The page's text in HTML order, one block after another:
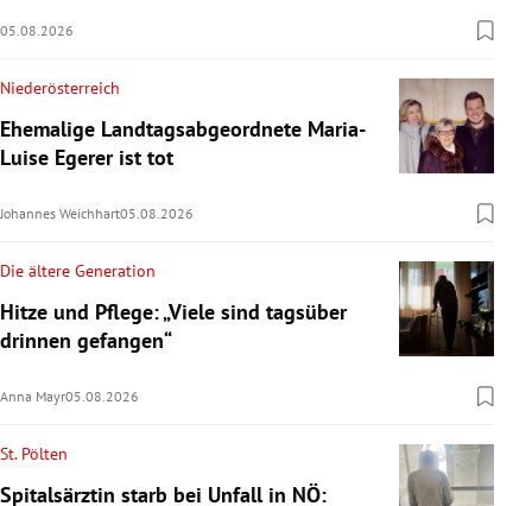
05.08.2026
Niederösterreich
Ehemalige Landtagsabgeordnete Maria-
Luise Egerer ist tot
Johannes Weichhart05.08.2026
Die ältere Generation
Hitze und Pflege: „Viele sind tagsüber
drinnen gefangen“
Anna Mayr05.08.2026
St. Pölten
Spitalsärztin starb bei Unfall in NÖ: